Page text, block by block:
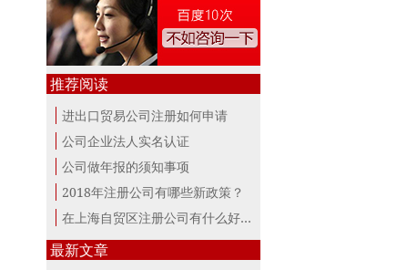
推荐阅读
进出口贸易公司注册如何申请
公司企业法人实名认证
公司做年报的须知事项
2018年注册公司有哪些新政策？
在上海自贸区注册公司有什么好处？
最新文章